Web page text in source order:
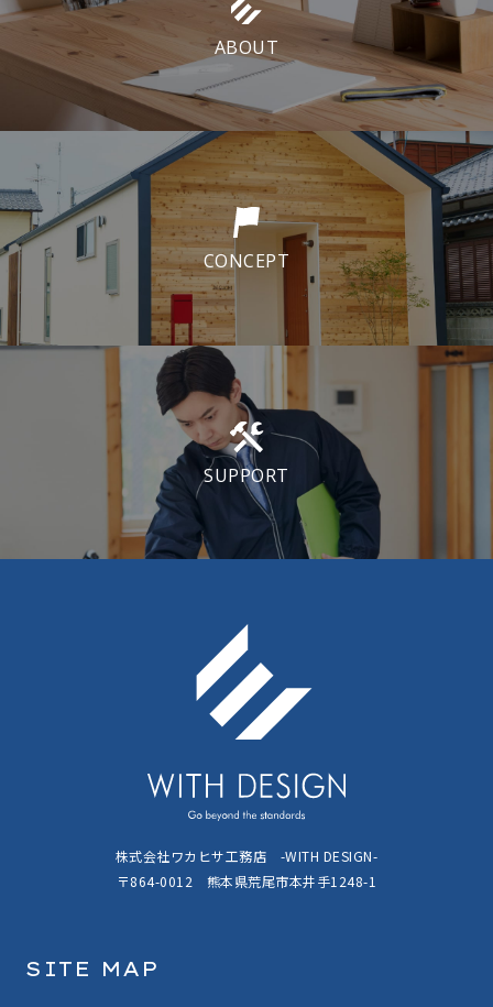
ABOUT
CONCEPT
SUPPORT
株式会社ワカヒサ工務店 -WITH DESIGN-
〒864-0012 熊本県荒尾市本井手1248-1
SITE MAP